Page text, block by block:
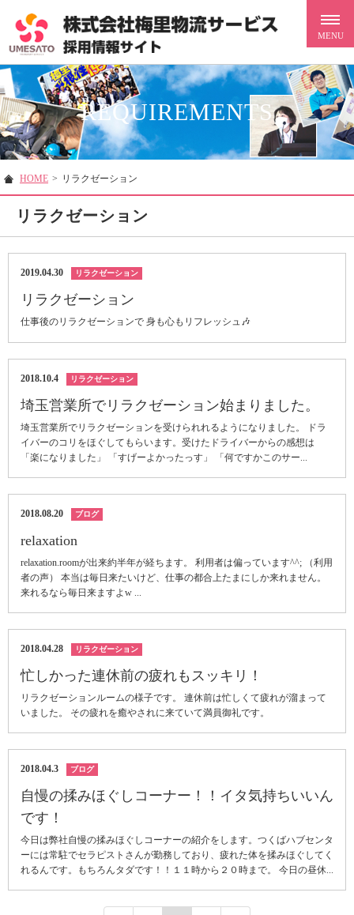
REQUIREMENTS
HOME > リラクゼーション
リラクゼーション
2019.04.30 リラクゼーション
リラクゼーション
仕事後のリラクゼーションで 身も心もリフレッシュ🎶
2018.10.4 リラクゼーション
埼玉営業所でリラクゼーション始まりました。
埼玉営業所でリラクゼーションを受けられれるようになりました。 ドラ
イバーのコリをほぐしてもらいます。受けたドライバーからの感想は
「楽になりました」 「すげーよかったっす」 「何ですかこのサー...
2018.08.20 ブログ
relaxation
relaxation.roomが出来約半年が経ちます。 利用者は偏っています^^; （利用
者の声） 本当は毎日来たいけど、仕事の都合上たまにしか来れません。
来れるなら毎日来ますよw ...
2018.04.28 リラクゼーション
忙しかった連休前の疲れもスッキリ！
リラクゼーションルームの様子です。 連休前は忙しくて疲れが溜まって
いました。 その疲れを癒やされに来ていて満員御礼です。
2018.04.3 ブログ
自慢の揉みほぐしコーナー！！イタ気持ちいいん
です！
今日は弊社自慢の揉みほぐしコーナーの紹介をします。つくばハブセンタ
ーには常駐でセラピストさんが勤務しており、疲れた体を揉みほぐしてく
れるんです。もちろんタダです！！１１時から２０時まで。 今日の昼休...